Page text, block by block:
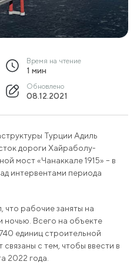
Время на чтение
1 мин
Обновлено
08.12.2021
Турции Адиль
дороги Хайраболу-
мост «Чанаккале 1915» – в
интервентами периода
что рабочие заняты на
ночью. Всего на объекте
единиц строительной
с тем, чтобы ввести в
2022 года.